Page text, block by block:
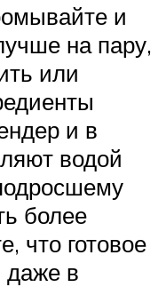
и
на пару,
или
и в
водой
более
что готовое
даже в